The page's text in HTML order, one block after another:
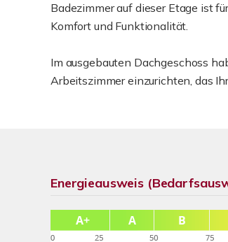
Badezimmer auf dieser Etage ist
Komfort und Funktionalität.
Im ausgebauten Dachgeschoss
Arbeitszimmer einzurichten, das
Energieausweis